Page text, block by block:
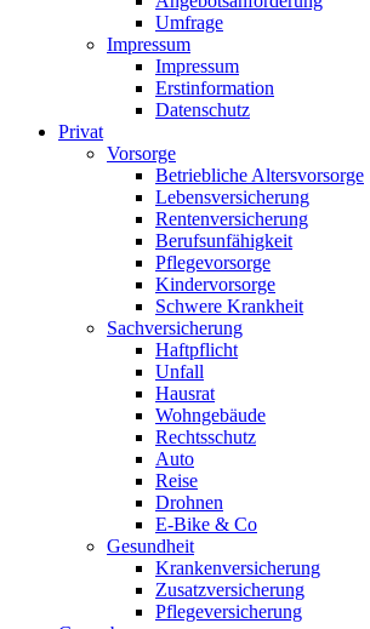
Umfrage
Impressum
Impressum
Erstinformation
Datenschutz
Privat
Vorsorge
Betriebliche Altersvorsorge
Lebensversicherung
Rentenversicherung
Berufsunfähigkeit
Pflegevorsorge
Kindervorsorge
Schwere Krankheit
Sachversicherung
Haftpflicht
Unfall
Hausrat
Wohngebäude
Rechtsschutz
Auto
Reise
Drohnen
E-Bike & Co
Gesundheit
Krankenversicherung
Zusatzversicherung
Pflegeversicherung